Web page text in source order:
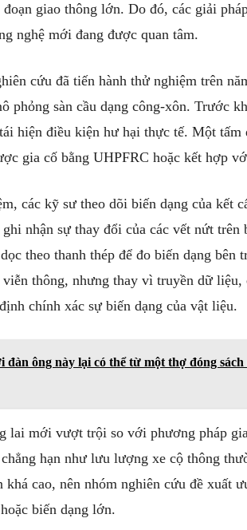
giao thông lớn. Do đó, các giải
nghệ mới đang được quan tâm.
cứu đã tiến hành thử nghiệm trên
phỏng sàn cầu dạng công-xôn. Trước
hiện điều kiện hư hại thực tế. Một
gia cố bằng UHPFRC hoặc kết hợp
các kỹ sư theo dõi biến dạng của kết
nhận sự thay đổi của các vết nứt trên
theo thanh thép để đo biến dạng bên
thông, nhưng thay vì truyền dữ liệu,
chính xác sự biến dạng của vật liệu.
đàn ông này lại có thể từ một thợ đóng
lai mới vượt trội so với phương pháp
hạn như lưu lượng xe cộ thông
cao, nên nhóm nghiên cứu đề xuất
biến dạng lớn.